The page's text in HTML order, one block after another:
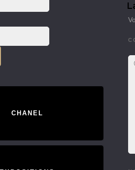
CHANEL